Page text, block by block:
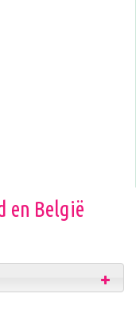
en België